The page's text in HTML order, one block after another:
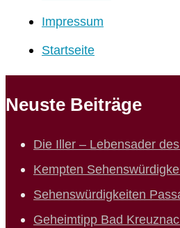
Impressum
Startseite
Neuste Beiträge
Die Iller – Lebensader
Kempten
Sehenswürdigkeiten
Geheimtipp Bad